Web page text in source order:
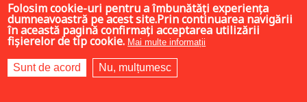
Folosim cookie-uri pentru a îmbunătăți experiența
dumneavoastră pe acest site.Prin continuarea navigării
în această pagină confirmați acceptarea utilizării
fișierelor de tip cookie. Mai multe informații
Sunt de acord Nu, mulțumesc